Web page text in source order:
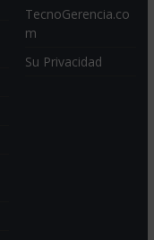
TecnoGerencia.co
m
Su Privacidad